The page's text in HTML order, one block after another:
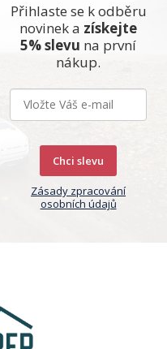
Přihlaste se k odběru
novinek a získejte
5% slevu na první
nákup.
Chci slevu
Zásady zpracování
osobních údajů